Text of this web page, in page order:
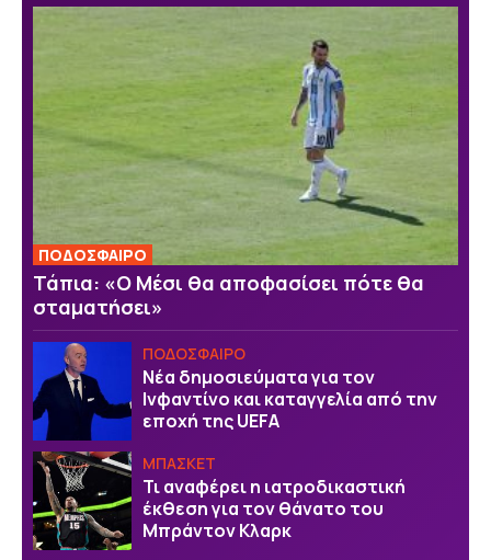
ΠΟΔΟΣΦΑΙΡΟ
Τάπια: «Ο Μέσι θα αποφασίσει πότε θα
σταματήσει»
ΠΟΔΟΣΦΑΙΡΟ
Νέα δημοσιεύματα για τον
Ινφαντίνο και καταγγελία από την
εποχή της UEFA
ΜΠΑΣΚΕΤ
Τι αναφέρει η ιατροδικαστική
έκθεση για τον θάνατο του
Μπράντον Κλαρκ